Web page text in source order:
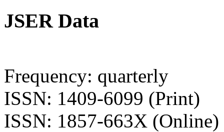
JSER Data
Frequency: quarterly
ISSN: 1409-6099 (Print)
ISSN: 1857-663X (Online)